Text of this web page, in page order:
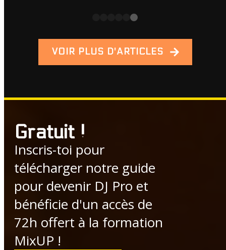
VOIR PLUS D'ARTICLES
Gratuit !
Inscris-toi pour
télécharger notre guide
pour devenir DJ Pro et
bénéficie d'un accès de
72h offert à la formation
MixUP !